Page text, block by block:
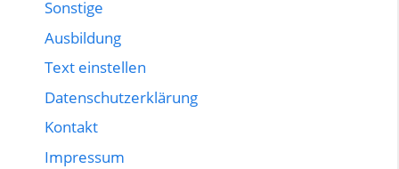
Sonstige
Ausbildung
Text einstellen
Datenschutzerklärung
Kontakt
Impressum